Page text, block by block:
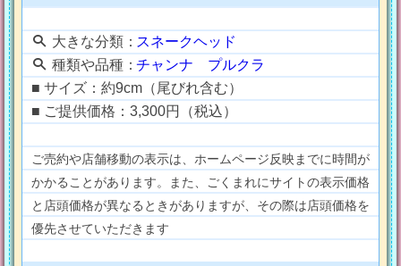
大きな分類：スネークヘッド
種類や品種：チャンナ プルクラ
■ サイズ：約9cm（尾びれ含む）
■ ご提供価格：3,300円（税込）
ご売約や店舗移動の表示は、ホームページ反映までに時間が
かかることがあります。また、ごくまれにサイトの表示価格
と店頭価格が異なるときがありますが、その際は店頭価格を
優先させていただきます